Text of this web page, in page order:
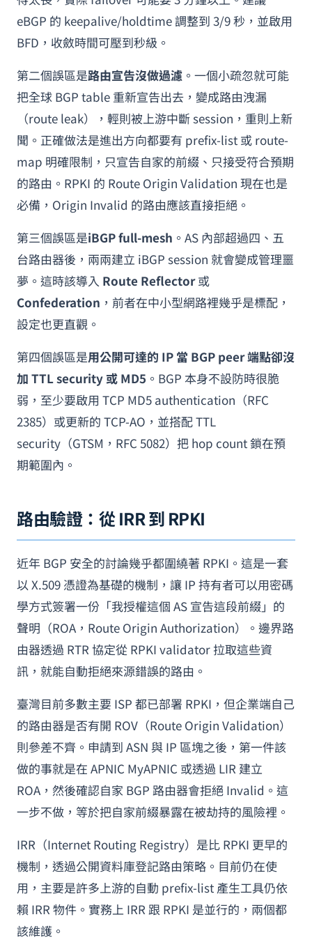
eBGP 的 keepalive/holdtime 調整到 3/9 秒，並啟用
BFD，收斂時間可壓到秒級。
第二個誤區是路由宣告沒做過濾 。一個小疏忽就可能
把全球 BGP table 重新宣告出去，變成路由洩漏
（route leak），輕則被上游中斷 session，重則上新
聞。正確做法是進出方向都要有 prefix-list 或 route-
map 明確限制，只宣告自家的前綴、只接受符合預期
的路由。RPKI 的 Route Origin Validation 現在也是
必備，Origin Invalid 的路由應該直接拒絕。
第三個誤區是iBGP full-mesh 。AS 內部超過四、五
台路由器後，兩兩建立 iBGP session 就會變成管理噩
夢。這時該導入 Route Reflector或
Confederation ，前者在中小型網路裡幾乎是標配，
設定也更直觀。
第四個誤區是用公開可達的 IP 當 BGP peer 端點卻沒
加 TTL security 或 MD5 。BGP 本身不設防時很脆
弱，至少要啟用 TCP MD5 authentication（RFC
2385）或更新的 TCP-AO，並搭配 TTL
security（GTSM，RFC 5082）把 hop count 鎖在預
期範圍內。
路由驗證：從 IRR 到 RPKI
近年 BGP 安全的討論幾乎都圍繞著 RPKI。這是一套
以 X.509 憑證為基礎的機制，讓 IP 持有者可以用密碼
學方式簽署一份「我授權這個 AS 宣告這段前綴」的
聲明（ROA，Route Origin Authorization）。邊界路
由器透過 RTR 協定從 RPKI validator 拉取這些資
訊，就能自動拒絕來源錯誤的路由。
臺灣目前多數主要 ISP 都已部署 RPKI，但企業端自己
的路由器是否有開 ROV（Route Origin Validation）
則參差不齊。申請到 ASN 與 IP 區塊之後，第一件該
做的事就是在 APNIC MyAPNIC 或透過 LIR 建立
ROA，然後確認自家 BGP 路由器會拒絕 Invalid。這
一步不做，等於把自家前綴暴露在被劫持的風險裡。
IRR（Internet Routing Registry）是比 RPKI 更早的
機制，透過公開資料庫登記路由策略。目前仍在使
用，主要是許多上游的自動 prefix-list 產生工具仍依
賴 IRR 物件。實務上 IRR 跟 RPKI 是並行的，兩個都
該維護。